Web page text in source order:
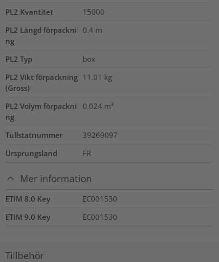
PL2 Kvantitet
15000
PL2 Längd förpackni
ng
0.4 m
PL2 Typ
box
PL2 Vikt förpackning
(Gross)
11.01 kg
PL2 Volym förpackni
ng
0.024 m³
Tullstatnummer
39269097
Ursprungsland
FR
Mer information
ETIM 8.0 Key
EC001530
ETIM 9.0 Key
EC001530
Tillbehör